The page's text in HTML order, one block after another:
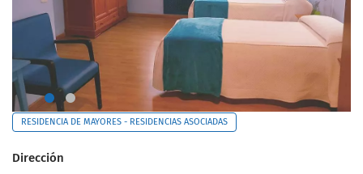
RESIDENCIA DE MAYORES - RESIDENCIAS ASOCIADAS
Dirección